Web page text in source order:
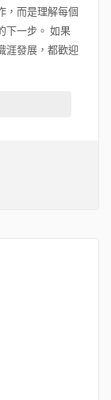
，而是理解每個
下一步。 如果
涯發展，都歡迎